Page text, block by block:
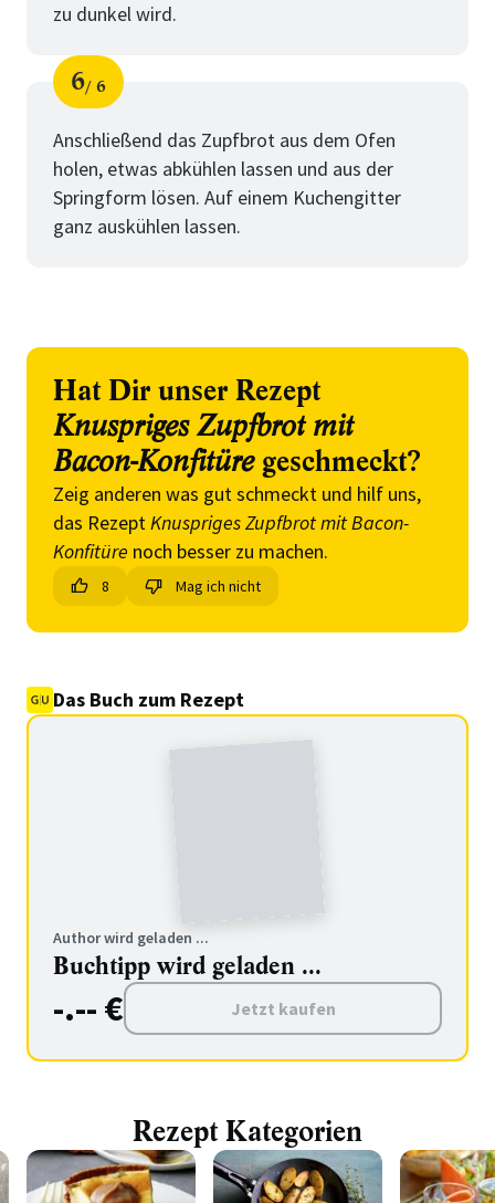
zu dunkel wird.
Schritt
6
von
6
Anschließend das Zupfbrot aus dem Ofen
holen, etwas abkühlen lassen und aus der
Springform lösen. Auf einem Kuchengitter
ganz auskühlen lassen.
Hat Dir unser Rezept
Knuspriges Zupfbrot mit
Bacon-Konfitüregeschmeckt?
Zeig anderen was gut schmeckt und hilf uns,
das RezeptKnuspriges Zupfbrot mit Bacon-
Konfitüre noch besser zu machen.
8 Mag ich nicht
Das Buch zum Rezept
Author wird geladen ...
Buchtipp wird geladen ...
-.-- € Jetzt kaufen
Rezept Kategorien